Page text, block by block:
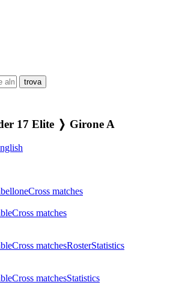
17 Elite ❭ Girone A
Cross matches
Cross matches
Cross matchesRosterStatistics
Cross matchesStatistics